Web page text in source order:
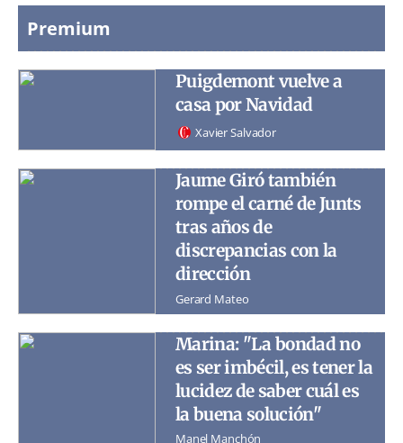
Premium
Puigdemont vuelve a
casa por Navidad
Xavier Salvador
Jaume Giró también
rompe el carné de Junts
tras años de
discrepancias con la
dirección
Gerard Mateo
Marina: "La bondad no
es ser imbécil, es tener la
lucidez de saber cuál es
la buena solución"
Manel Manchón